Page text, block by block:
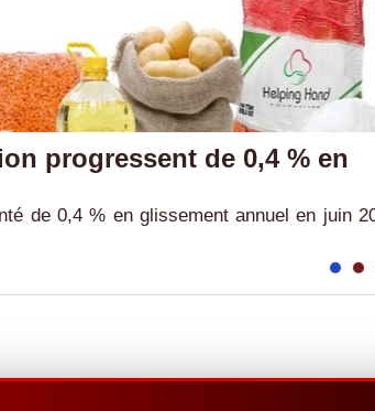
progressent de 0,4 % en
de 0,4 % en glissement annuel en juin